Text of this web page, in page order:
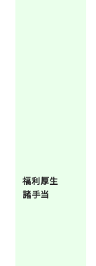
福利厚生
諸手当